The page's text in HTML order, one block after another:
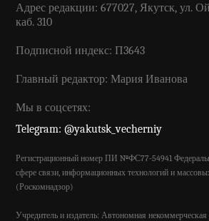
Адрес редакции: 677027, Якутск, ул.
каб. 310
Подписной индекс: П3643
Главный редактор: Мария Иванова
Мы в соцсетях:
Telegram: @yakutsk_vecherniy
Регистрационный номер ПИ №ФС77-54941
сфере связи, информационных технологий и
(Роскомнадзор)
Учредитель и издатель: Автономная некоммерческая